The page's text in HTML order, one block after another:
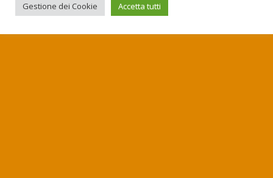
Gestione dei Cookie Accetta tutti